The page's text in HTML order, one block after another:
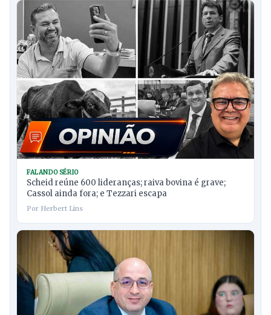
FALANDO SÉRIO
Scheid reúne 600 lideranças; raiva bovina é grave;
Cassol ainda fora; e Tezzari escapa
Por Herbert Lins